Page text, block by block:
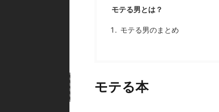
モテる男とは？
モテる男のまとめ
モテる本